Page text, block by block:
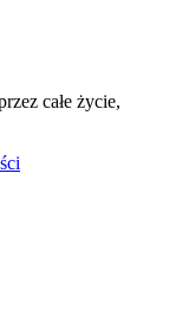
całe życie,